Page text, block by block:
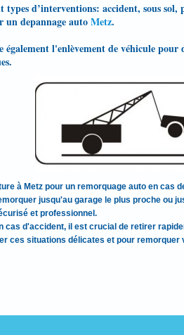
types d’interventions: accident, sous
un depannage autoMetz.
également l'enlèvement de véhicule
à Metz pour un remorquage auto en cas
jusqu'au garage le plus proche ou
et professionnel.
cas d'accident, il est crucial de retirer
ces situations délicates et pour